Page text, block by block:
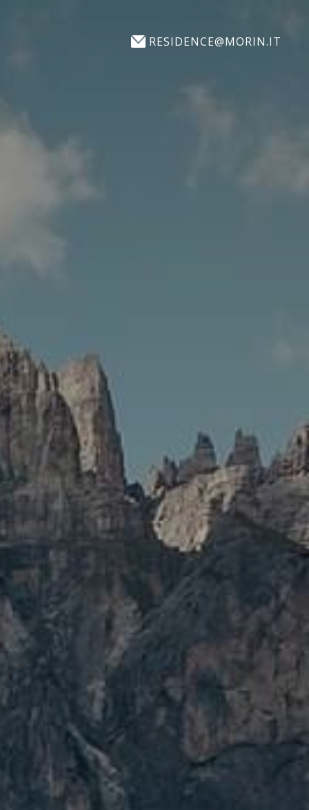
RESIDENCE@MORIN.IT